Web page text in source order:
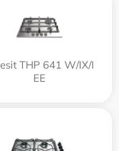
THP 641 W/IX/I
EE